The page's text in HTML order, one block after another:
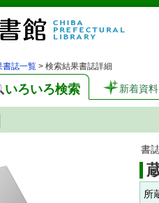
書誌一覧 > 検索結果書誌詳細
いろいろ検索 新着資料
書
所